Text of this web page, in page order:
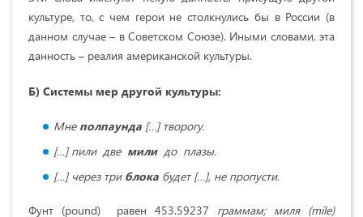
культуре, то, с чем герои не столкнулись бы в России (в
данном случае – в Советском Союзе). Иными словами, эта
данность – реалия американской культуры.
Б) Системы мер другой культуры:
Мне полпаунда […] творогу.
[…] пили двемилидо плазы.
[…] через три блока будет […], не пропусти.
Фунт (pound) равен 453.59237 граммам; миля (mile)